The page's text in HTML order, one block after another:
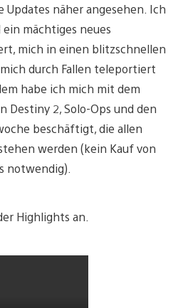
Updates näher angesehen. Ich
mächtiges neues
mich in einen blitzschnellen
durch Fallen teleportiert
habe ich mich mit dem
Destiny 2, Solo-Ops und den
beschäftigt, die allen
werden (kein Kauf von
notwendig).
Highlights an.